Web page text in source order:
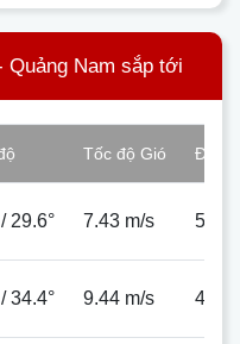
Quảng Nam sắp tới
Tốc độ Gió Độ
/ 29.6° 7.43 m/s 59%
/34.4° 9.44 m/s 47%